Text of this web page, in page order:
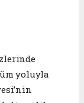
yoluyla